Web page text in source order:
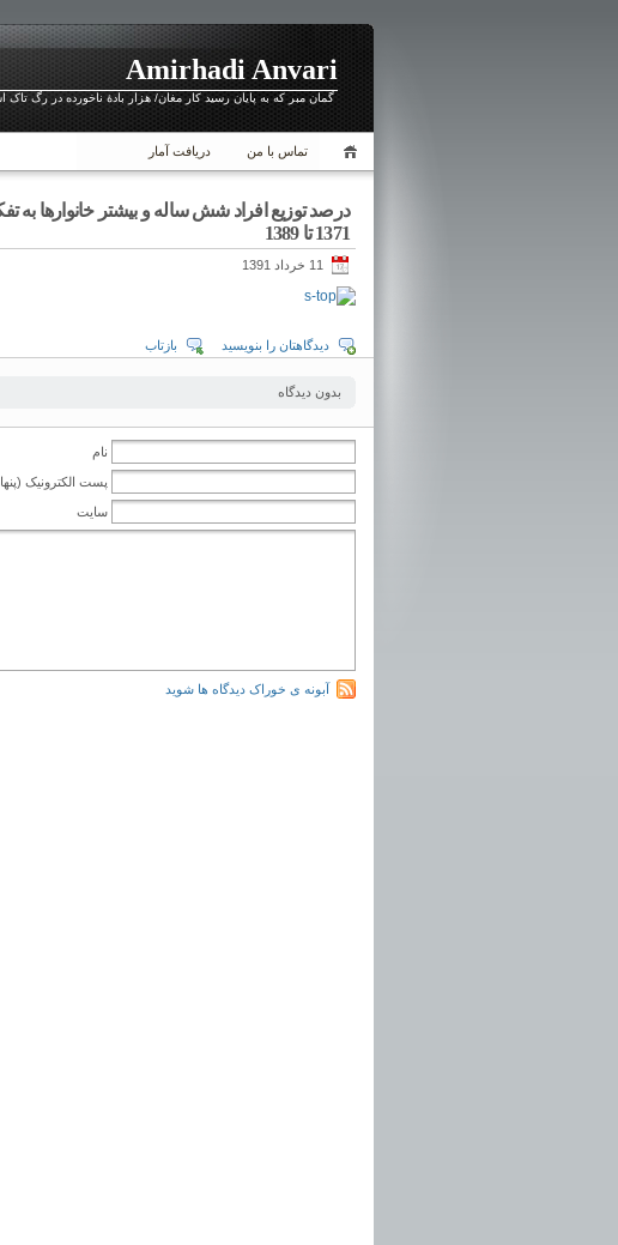
Amirhadi Anvari
گمان مبر که به پایان رسید کار مغان/ هزار بادهٔ ناخورده در رگ تاک
تماس با من دریافت آمار
درصد توزيع افراد شش ساله و بيشتر
1371 تا 1389
11 خرداد 1391
دیدگاهتان را بنویسید بازتاب
بدون دیدگاه
نام
پست الکترونیک
سایت
آبونه ی خوراک دیدگاه ها شوید